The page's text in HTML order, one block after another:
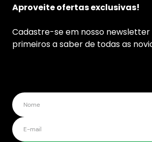
Aproveite ofertas exclusivas!
Cadastre-se em nosso newsletter
primeiros a saber de todas as